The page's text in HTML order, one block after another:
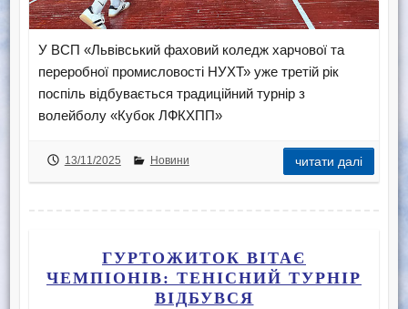
У ВСП «Львівський фаховий коледж харчової та
переробної промисловості НУХТ» уже третій рік
поспіль відбувається традиційний турнір з
волейболу «Кубок ЛФКХПП»
13/11/2025 Новини читати далі
ГУРТОЖИТОК ВІТАЄ
ЧЕМПІОНІВ: ТЕНІСНИЙ ТУРНІР
ВІДБУВСЯ